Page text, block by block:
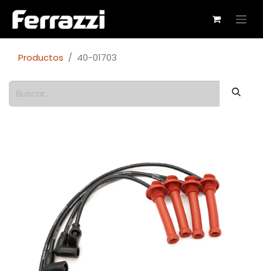
Productos 40-01703